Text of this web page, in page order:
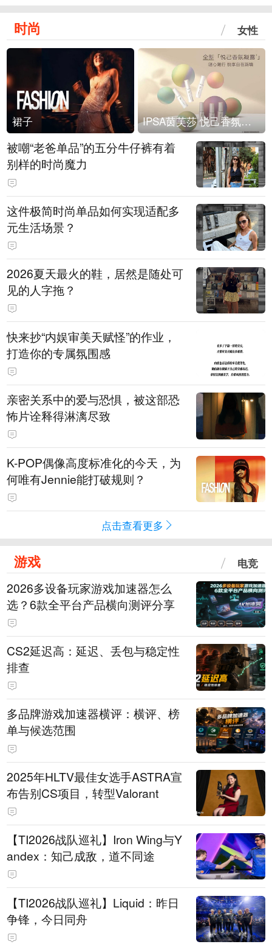
时尚 女性
裙子 IPSA茵芙莎 悦己香氛凝露上市
被嘲“老爸单品”的五分牛仔裤有着
别样的时尚魔力
这件极简时尚单品如何实现适配多
元生活场景？
2026夏天最火的鞋，居然是随处可
见的人字拖？
快来抄“内娱审美天赋怪”的作业，
打造你的专属氛围感
亲密关系中的爱与恐惧，被这部恐
怖片诠释得淋漓尽致
K-POP偶像高度标准化的今天，为
何唯有Jennie能打破规则？
点击查看更多
游戏 电竞
2026多设备玩家游戏加速器怎么
选？6款全平台产品横向测评分享
CS2延迟高：延迟、丢包与稳定性
排查
多品牌游戏加速器横评：横评、榜
单与候选范围
2025年HLTV最佳女选手ASTRA宣
布告别CS项目，转型Valorant
【TI2026战队巡礼】Iron Wing与Y
andex：知己成敌，道不同途
【TI2026战队巡礼】Liquid：昨日
争锋，今日同舟